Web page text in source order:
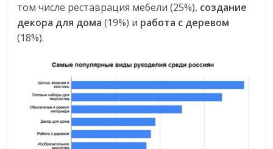
том числе реставрация мебели (25%), создание
декора для дома (19%) и работа с деревом
(18%).